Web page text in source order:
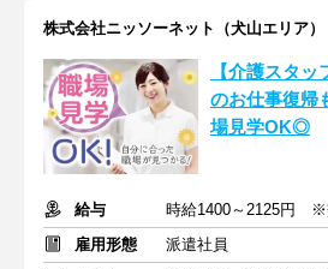
株式会社ニッソーネット（犬山エリア）
【介護スタ
のお仕事復帰
場見学OK◎
給与
時給1400～2125円 ※
雇用形態
派遣社員